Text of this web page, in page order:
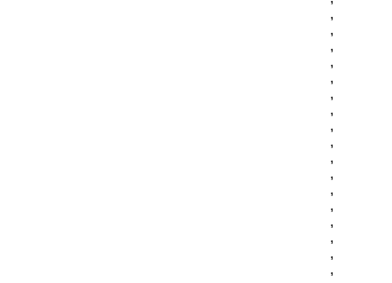
,
,
,
,
,
,
,
,
,
,
,
,
,
,
,
,
,